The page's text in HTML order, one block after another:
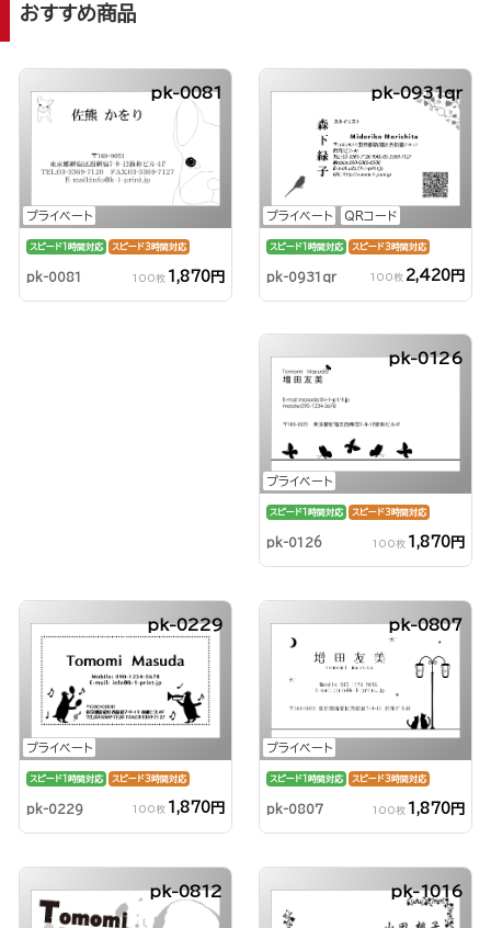
おすすめ商品
プライベート
pk-0081
スピード1時間対応 スピード3時間対応
pk-0081 100枚 1,870円
プライベート QRコード
pk-0931qr
スピード1時間対応 スピード3時間対応
pk-0931qr 100枚 2,420円
プライベート
pk-0126
スピード1時間対応 スピード3時間対応
pk-0126 100枚 1,870円
プライベート
pk-0229
スピード1時間対応 スピード3時間対応
pk-0229 100枚 1,870円
プライベート
pk-0807
スピード1時間対応 スピード3時間対応
pk-0807 100枚 1,870円
pk-0812 pk-1016